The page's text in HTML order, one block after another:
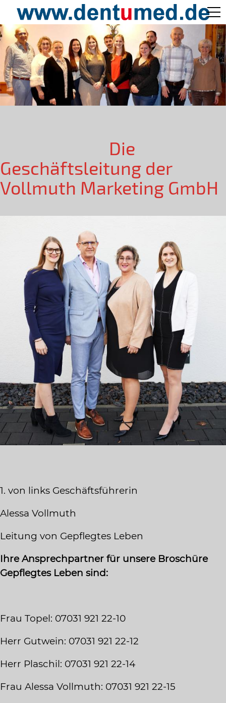
Pflege Aktuell /
Gepflegtes Leben
Ärzteverzeichnisse
Über Uns
Kontakt
Die
Geschäftsleitung der
Vollmuth Marketing GmbH
1. von links Geschäftsführerin
Alessa Vollmuth
Leitung von Gepflegtes Leben
Ihre Ansprechpartner für unsere Broschüre
Gepflegtes Leben sind:
Frau Topel: 07031 921 22-10
Herr Gutwein: 07031 921 22-12
Herr Plaschil: 07031 921 22-14
Frau Alessa Vollmuth: 07031 921 22-15